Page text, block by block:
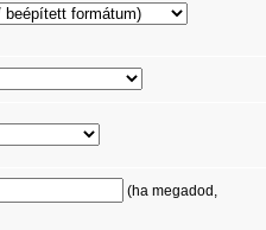
(ha megadod,